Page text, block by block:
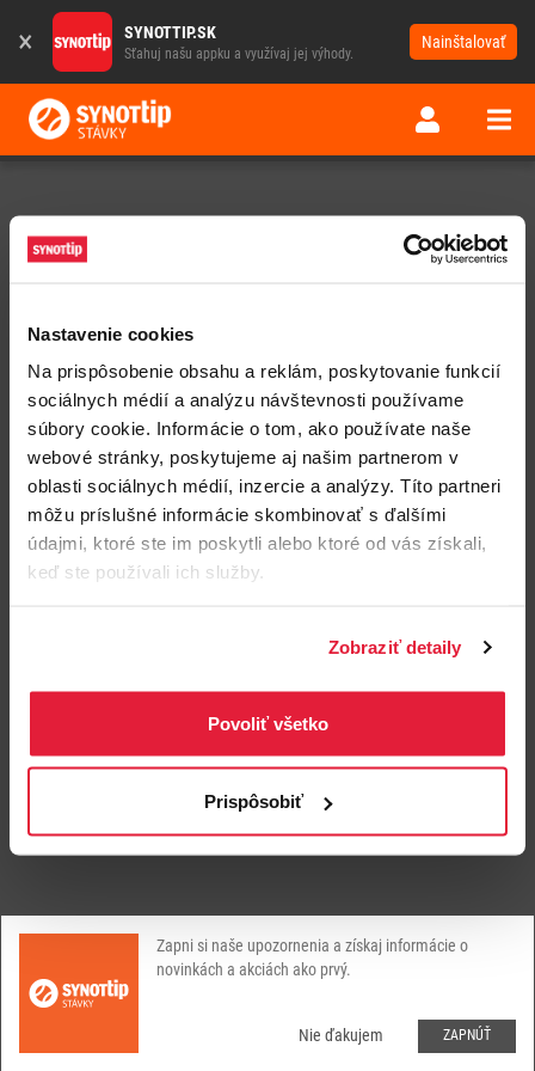
Nastavenie cookies
Na prispôsobenie obsahu a reklám, poskytovanie funkcií
sociálnych médií a analýzu návštevnosti používame
súbory cookie. Informácie o tom, ako používate naše
webové stránky, poskytujeme aj našim partnerom v
oblasti sociálnych médií, inzercie a analýzy. Títo partneri
môžu príslušné informácie skombinovať s ďalšími
údajmi, ktoré ste im poskytli alebo ktoré od vás získali,
keď ste používali ich služby.
Zobraziť detaily
Povoliť všetko
Prispôsobiť
Zapni si naše upozornenia a získaj informácie o
novinkách a akciách ako prvý.
Nie ďakujem ZAPNÚŤ
× SYNOTTIP.SK
Sťahuj našu appku a využívaj jej výhody.
Nainštalovať
Chyba otvorenia webu